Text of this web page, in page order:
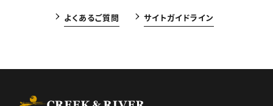
よくあるご質問 サイトガイドライン